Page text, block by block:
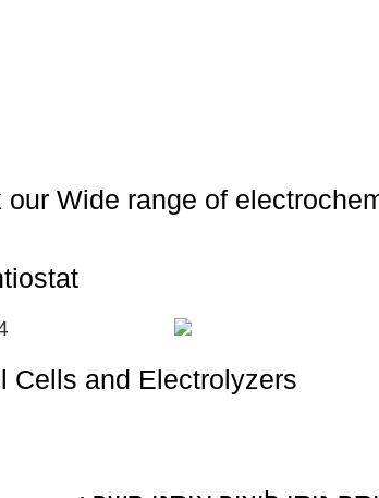
our Wide range of
Cells and Electrolyzers